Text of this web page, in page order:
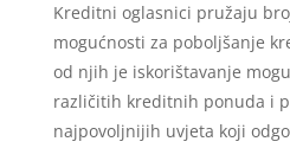
Kreditni oglasnici pružaju
mogućnosti za poboljšanje
od njih je iskorištavanje
različitih kreditnih ponuda i
najpovoljnijih uvjeta koji